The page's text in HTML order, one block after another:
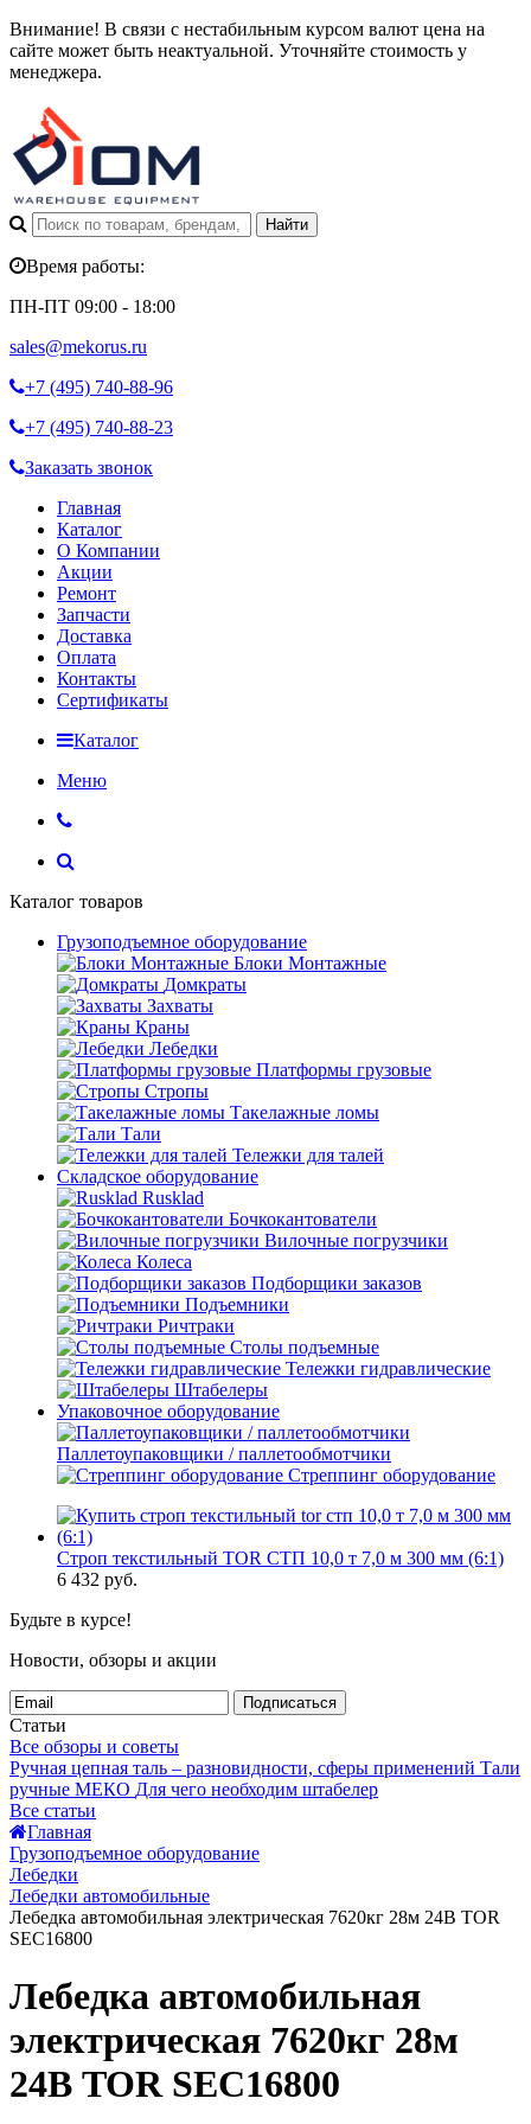
Внимание! В связи с нестабильным курсом валют цена на
сайте может быть неактуальной. Уточняйте стоимость у
менеджера.
Время работы:
ПН-ПТ 09:00 - 18:00
sales@mekorus.ru
+7 (495) 740-88-96
+7 (495) 740-88-23
Заказать звонок
Главная
Каталог
О Компании
Акции
Ремонт
Запчасти
Доставка
Оплата
Контакты
Сертификаты
Каталог
Меню
Каталог товаров
Грузоподъемное оборудование
Блоки Монтажные
Домкраты
Захваты
Краны
Лебедки
Платформы грузовые
Стропы
Такелажные ломы
Тали
Тележки для талей
Складское оборудование
Rusklad
Бочкокантователи
Вилочные погрузчики
Колеса
Подборщики заказов
Подъемники
Ричтраки
Столы подъемные
Тележки гидравлические
Штабелеры
Упаковочное оборудование
Паллетоупаковщики / паллетообмотчики
Стреппинг оборудование
Строп текстильный TOR СТП 10,0 т 7,0 м 300 мм (6:1)
6 432 руб.
Будьте в курсе!
Новости, обзоры и акции
Подписаться
Статьи
Все обзоры и советы
Ручная цепная таль – разновидности, сферы применений Тали
ручные МЕКО Для чего необходим штабелер
Все статьи
Главная
Грузоподъемное оборудование
Лебедки
Лебедки автомобильные
Лебедка автомобильная электрическая 7620кг 28м 24В TOR
SEC16800
Лебедка автомобильная
электрическая 7620кг 28м
24В TOR SEC16800